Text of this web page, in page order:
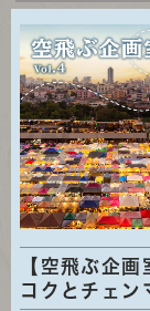
【空飛ぶ企画
コクとチェン